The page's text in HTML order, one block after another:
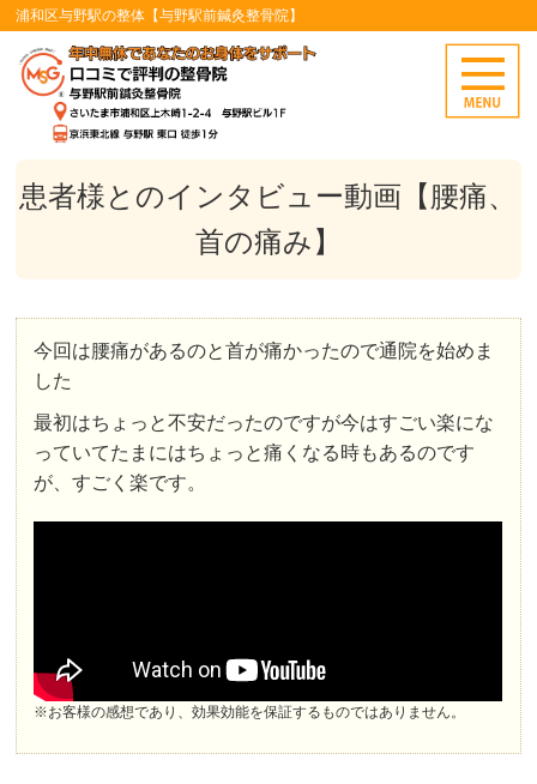
浦和区与野駅の整体【与野駅前鍼灸整骨院】
患者様とのインタビュー動画【腰痛、
首の痛み】
今回は腰痛があるのと首が痛かったので通院を始めま
した
最初はちょっと不安だったのですが今はすごい楽にな
っていてたまにはちょっと痛くなる時もあるのです
が、すごく楽です。
※お客様の感想であり、効果効能を保証するものではありません。